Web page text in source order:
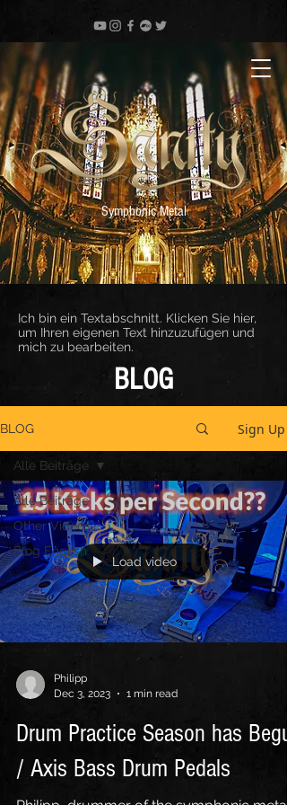
Symphonic Metal
Ich bin ein Textabschnitt. Klicken Sie hier,
um Ihren eigenen Text hinzuzufügen und
mich zu bearbeiten.
BLOG
BLOG Sign Up
Alle Beiträge
Other Videos
Blog English
Alle Beiträge
Load video
Philipp
Dec 3, 2023
1 min read
Drum Practice Season has
/ Axis Bass Drum Pedals